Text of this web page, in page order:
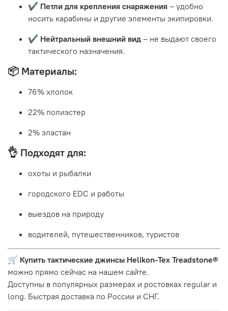
✔️ Петли для крепления снаряжения – удобно
носить карабины и другие элементы экипировки.
✔️ Нейтральный внешний вид – не выдают своего
тактического назначения.
📦 Материалы:
76% хлопок
22% полиэстер
2% эластан
👌 Подходят для:
охоты и рыбалки
городского EDC и работы
выездов на природу
водителей, путешественников, туристов
🛒 Купить тактические джинсы Helikon-Tex Treadstone®
можно прямо сейчас на нашем сайте.
Доступны в популярных размерах и ростовках regular и
long. Быстрая доставка по России и СНГ.